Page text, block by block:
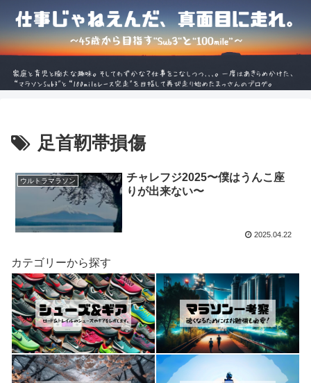
足首靭帯損傷
ウルトラマラソン
チャレフジ2025〜僕はうんこ座
りが出来ない〜
2025.04.22
カテゴリーから探す